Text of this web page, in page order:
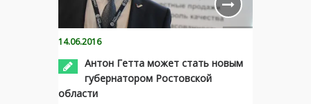
14.06.2016
Антон Гетта может стать новым
губернатором Ростовской
области